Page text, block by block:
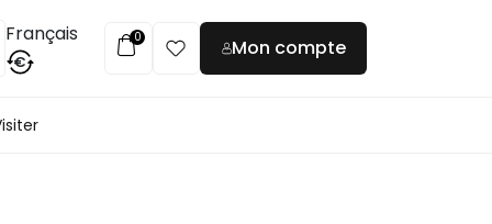
Français
€
0 Mon compte